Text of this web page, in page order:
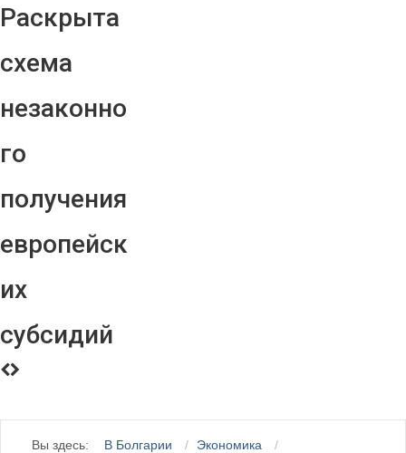
Раскрыта
схема
незаконно
го
получения
европейск
их
субсидий
Вы здесь: В Болгарии
Экономика